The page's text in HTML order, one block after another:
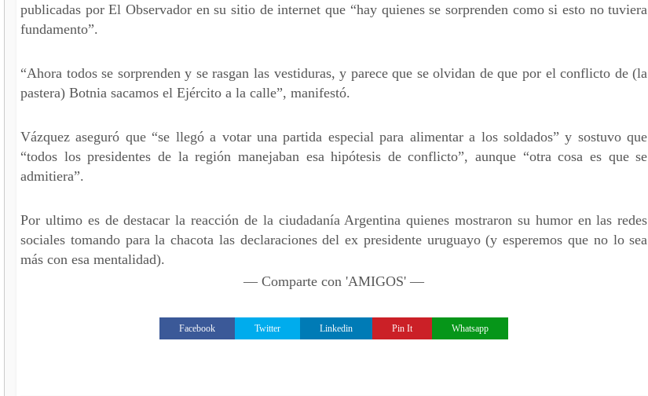
publicadas por El Observador en su sitio de internet que “hay quienes se sorprenden como si esto no tuviera
fundamento”.
“Ahora todos se sorprenden y se rasgan las vestiduras, y parece que se olvidan de que por el conflicto de (la
pastera) Botnia sacamos el Ejército a la calle”, manifestó.
Vázquez aseguró que “se llegó a votar una partida especial para alimentar a los soldados” y sostuvo que
“todos los presidentes de la región manejaban esa hipótesis de conflicto”, aunque “otra cosa es que se
admitiera”.
Por ultimo es de destacar la reacción de la ciudadanía Argentina quienes mostraron su humor en las redes
sociales tomando para la chacota las declaraciones del ex presidente uruguayo (y esperemos que no lo sea
más con esa mentalidad).
— Comparte con 'AMIGOS' —
Facebook Twitter Linkedin Pin It Whatsapp